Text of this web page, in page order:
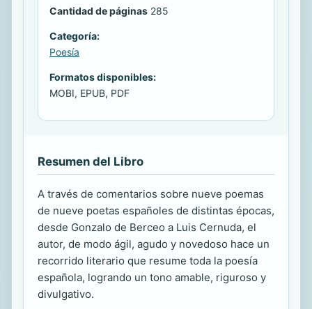
Cantidad de páginas 285
Categoría:
Poesía
Formatos disponibles:
MOBI, EPUB, PDF
Resumen del Libro
A través de comentarios sobre nueve poemas
de nueve poetas españoles de distintas épocas,
desde Gonzalo de Berceo a Luis Cernuda, el
autor, de modo ágil, agudo y novedoso hace un
recorrido literario que resume toda la poesía
española, logrando un tono amable, riguroso y
divulgativo.